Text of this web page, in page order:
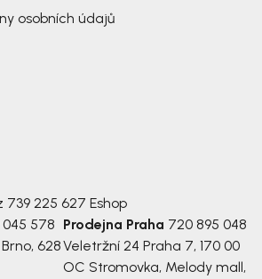
osobních údajů
739 225 627 Eshop
045 578
Brno, 628
Prodejna Praha 720 895 048
Veletržní 24 Praha 7, 170 00
OC Stromovka, Melody mall,